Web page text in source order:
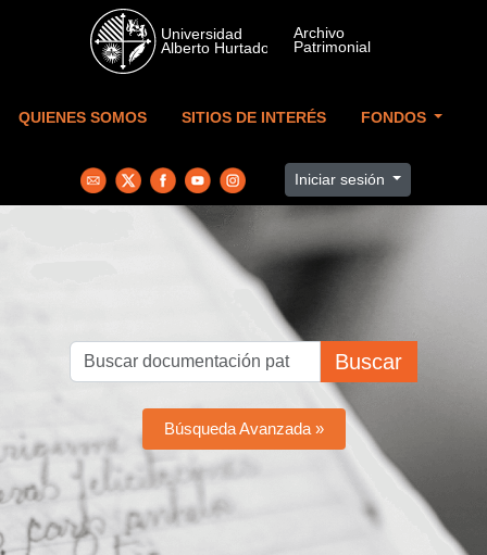
Skip to main content
QUIENES SOMOS SITIOS DE INTERÉS FONDOS
Iniciar sesión
Buscar
Búsqueda Avanzada »